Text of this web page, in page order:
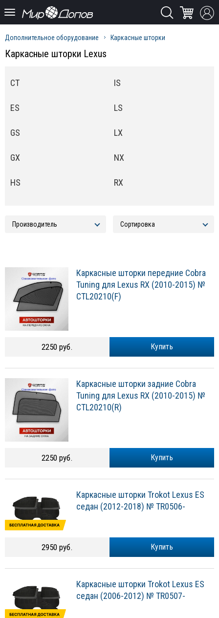
Дополнительное оборудование Каркасные шторки
Каркасные шторки Lexus
CT
ES
GS
GX
HS
IS
LS
LX
NX
RX
Каркасные шторки передние Cobra
Tuning для Lexus RХ (2010-2015) №
CTL20210(F)
Купить
2250 руб.
Каркасные шторки задние Cobra
Tuning для Lexus RХ (2010-2015) №
CTL20210(R)
Купить
2250 руб.
Каркасные шторки Trokot Lexus ES
седан (2012-2018) № TR0506-
Купить
2950 руб.
Каркасные шторки Trokot Lexus ES
седан (2006-2012) № TR0507-